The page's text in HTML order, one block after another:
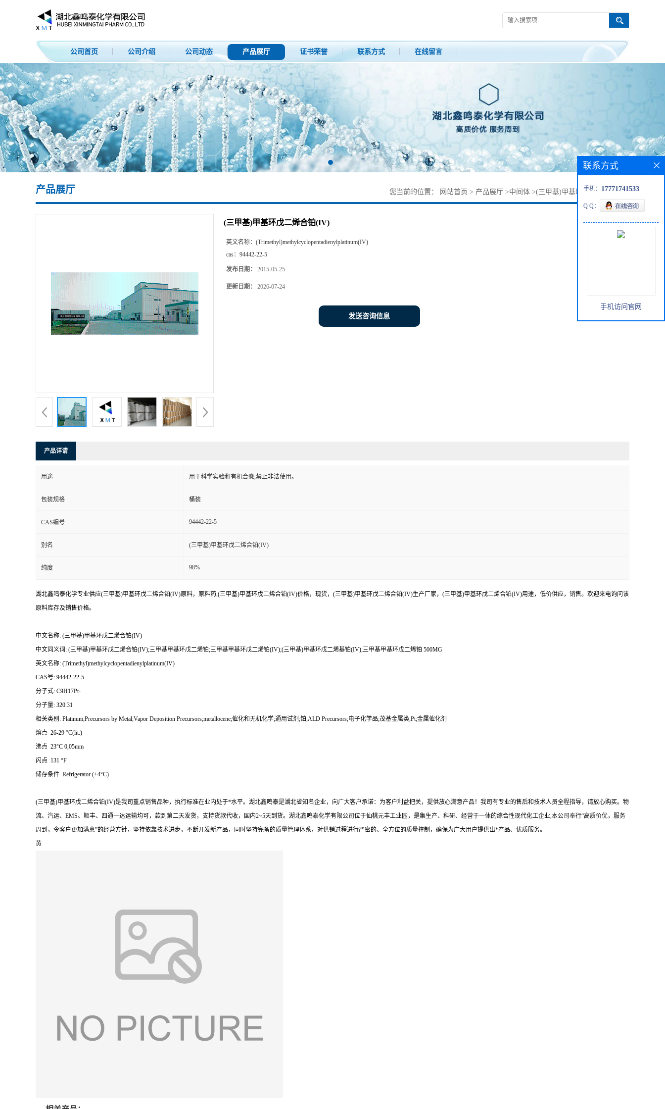
公司首页 公司介绍 公司动态 产品展厅 证书荣誉 联系方式 在线留言
产品展厅 您当前的位置： 网站首页 > 产品展厅 >中间体 >(三甲基)甲基环戊二烯合铂(IV)
(三甲基)甲基环戊二烯合铂(IV)
英文名称： (Trimethyl)methylcyclopentadienylplatinum(IV)
cas： 94442-22-5
发布日期： 2015-05-25
更新日期： 2026-07-24
发送咨询信息
产品详请
用途 用于科学实验和有机合憃,禁止非法使用。
包装规格 桶装
CAS编号 94442-22-5
别名 (三甲基)甲基环戊二烯合铂(IV)
纯度 98%
湖北鑫鸣泰化学专业供应(三甲基)甲基环戊二烯合铂(IV)原料，原料药,(三甲基)甲基环戊二烯合铂(IV)价格，现货，(三甲基)甲基环戊二烯合铂(IV)生产厂家，(三甲基)甲基环戊二烯合铂(IV)用途，低价供应，销售。欢迎来电询问该
原料库存及销售价格。
中文名称: (三甲基)甲基环戊二烯合铂(IV)
中文同义词: (三甲基)甲基环戊二烯合铂(IV);三甲基甲基环戊二烯铂;三甲基甲基环戊二烯铂(IV);(三甲基)甲基环戊二烯基铂(IV);三甲基甲基环戊二烯铂 500MG
英文名称: (Trimethyl)methylcyclopentadienylplatinum(IV)
CAS号: 94442-22-5
分子式: C9H17Pt-
分子量: 320.31
相关类别: Platinum;Precursors by Metal;Vapor Deposition Precursors;metallocene;催化和无机化学;通用试剂;铂;ALD Precursors;电子化学品;茂基金属类;Pt;金属催化剂
熔点 26-29 °C(lit.)
沸点 23°C 0,05mm
闪点 131 °F
储存条件 Refrigerator (+4°C)
(三甲基)甲基环戊二烯合铂(IV)是我司重点销售品种，执行标准在业内处于*水平。湖北鑫鸣泰是湖北省知名企业，向广大客户承诺：为客户利益把关，提供放心满意产品！我司有专业的售后和技术人员全程指导，请放心购买。物
流、汽运、EMS、顺丰、四通一达运输均可，款到第二天发货，支持货款代收，国内2~5天到货。湖北鑫鸣泰化学有限公司位于仙桃元丰工业园，是集生产、科研、经营于一体的综合性现代化工企业,本公司奉行“高质价优，服务
周到，令客户更加满意”的经营方针，坚持依靠技术进步，不断开发新产品，同时坚持完备的质量管理体系，对供销过程进行严密的、全方位的质量控制，确保为广大用户提供出*产品、优质服务。
黄
联系方式
手机： 17771741533
Q Q：
手机访问官网